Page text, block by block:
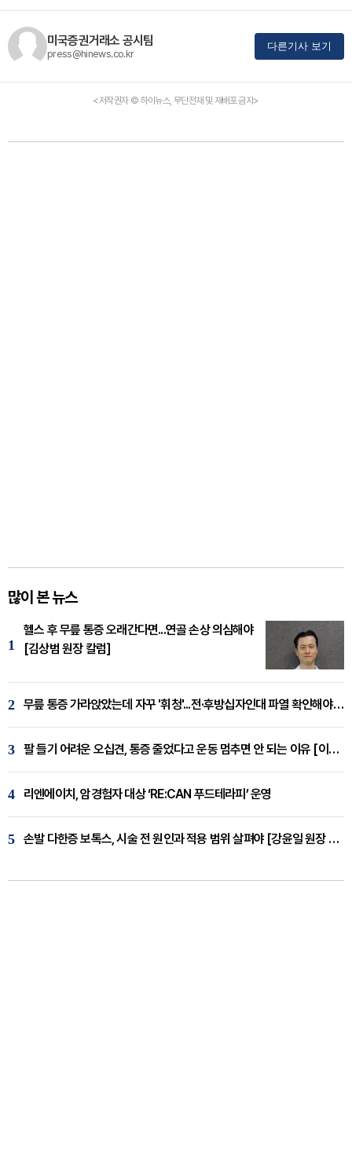
미국증권거래소 공시팀
press@hinews.co.kr
다른기사 보기
<저작권자 © 하이뉴스, 무단전재 및 재배포 금지>
많이 본 뉴스
1
헬스 후 무릎 통증 오래간다면...연골 손상 의심해야
[김상범 원장 칼럼]
2 무릎 통증 가라앉았는데 자꾸 '휘청'...전·후방십자인대 파열 확인해야 [곽우경 원장 칼럼]
3 팔 들기 어려운 오십견, 통증 줄었다고 운동 멈추면 안 되는 이유 [이병욱 원장 칼럼]
4 리엔에이치, 암경험자 대상 ‘RE:CAN 푸드테라피’ 운영
5 손발 다한증 보톡스, 시술 전 원인과 적용 범위 살펴야 [강윤일 원장 칼럼]